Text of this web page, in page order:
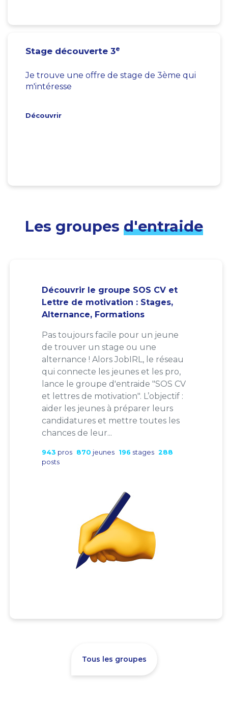
Stage découverte 3e
Je trouve une offre de stage de 3ème qui
m'intéresse
Découvrir
Les groupes d'entraide
Découvrir le groupe SOS CV et
Lettre de motivation : Stages,
Alternance, Formations
Pas toujours facile pour un jeune
de trouver un stage ou une
alternance ! Alors JobIRL, le réseau
qui connecte les jeunes et les pro,
lance le groupe d'entraide "SOS CV
et lettres de motivation". L’objectif :
aider les jeunes à préparer leurs
candidatures et mettre toutes les
chances de leur...
943 pros 870 jeunes 196 stages 288
posts
Tous les groupes